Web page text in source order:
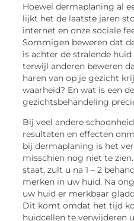
Hoewel dermaplaning al
lijkt het de laatste jaren
internet en onze sociale
Sommigen beweren dat
is achter de stralende
terwijl anderen beweren
haren van op je gezicht
waarheid? En wat is een
gezichtsbehandeling
Bij veel andere
resultaten en effecten
bij dermaplaning is het
misschien nog niet te
staat, zult u na 1 – 2
merken in uw huid. Na
uw huid er merkbaar
Dit komt omdat het tijd
huidcellen te verwijderen